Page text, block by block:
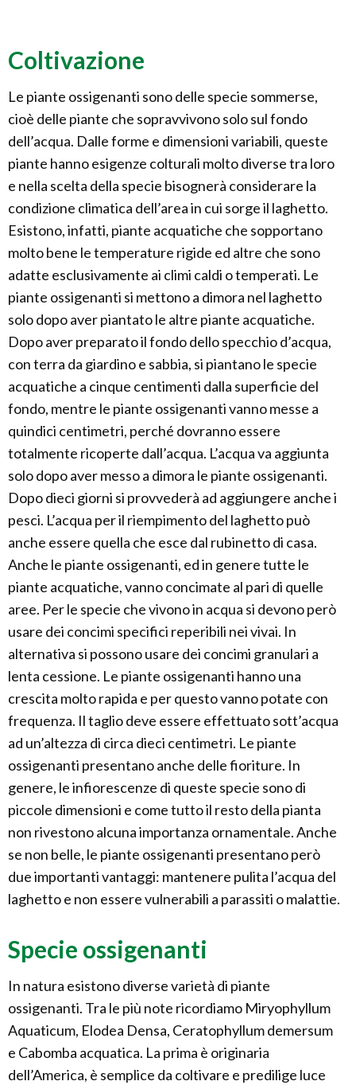
Coltivazione
Le piante ossigenanti sono delle specie sommerse,
cioè delle piante che sopravvivono solo sul fondo
dell’acqua. Dalle forme e dimensioni variabili, queste
piante hanno esigenze colturali molto diverse tra loro
e nella scelta della specie bisognerà considerare la
condizione climatica dell’area in cui sorge il laghetto.
Esistono, infatti, piante acquatiche che sopportano
molto bene le temperature rigide ed altre che sono
adatte esclusivamente ai climi caldi o temperati. Le
piante ossigenanti si mettono a dimora nel laghetto
solo dopo aver piantato le altre piante acquatiche.
Dopo aver preparato il fondo dello specchio d’acqua,
con terra da giardino e sabbia, si piantano le specie
acquatiche a cinque centimenti dalla superficie del
fondo, mentre le piante ossigenanti vanno messe a
quindici centimetri, perché dovranno essere
totalmente ricoperte dall’acqua. L’acqua va aggiunta
solo dopo aver messo a dimora le piante ossigenanti.
Dopo dieci giorni si provvederà ad aggiungere anche i
pesci. L’acqua per il riempimento del laghetto può
anche essere quella che esce dal rubinetto di casa.
Anche le piante ossigenanti, ed in genere tutte le
piante acquatiche, vanno concimate al pari di quelle
aree. Per le specie che vivono in acqua si devono però
usare dei concimi specifici reperibili nei vivai. In
alternativa si possono usare dei concimi granulari a
lenta cessione. Le piante ossigenanti hanno una
crescita molto rapida e per questo vanno potate con
frequenza. Il taglio deve essere effettuato sott’acqua
ad un’altezza di circa dieci centimetri. Le piante
ossigenanti presentano anche delle fioriture. In
genere, le infiorescenze di queste specie sono di
piccole dimensioni e come tutto il resto della pianta
non rivestono alcuna importanza ornamentale. Anche
se non belle, le piante ossigenanti presentano però
due importanti vantaggi: mantenere pulita l’acqua del
laghetto e non essere vulnerabili a parassiti o malattie.
Specie ossigenanti
In natura esistono diverse varietà di piante
ossigenanti. Tra le più note ricordiamo Miryophyllum
Aquaticum, Elodea Densa, Ceratophyllum demersum
e Cabomba acquatica. La prima è originaria
dell’America, è semplice da coltivare e predilige luce